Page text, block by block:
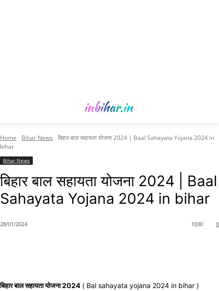
Home Bihar News
बिहार बाल सहायता योजना 2024 | Baal Sahayata Yojana 2024 in
bihar
Bihar News
बिहार बाल सहायता योजना 2024 | Baal
Sahayata Yojana 2024 in bihar
28/01/2024 0
1030
बिहार बाल सहायता योजना 2024 ( Bal sahayata yojana 2024 in bihar )